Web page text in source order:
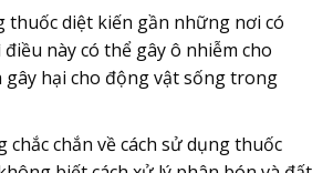
thuốc diệt kiến gần những nơi có
này có thể gây ô nhiễm cho
gây hại cho động vật sống trong
chắc chắn về cách sử dụng thuốc